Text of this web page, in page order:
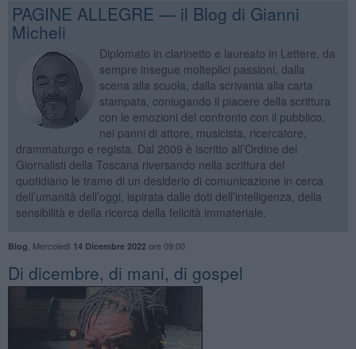
PAGINE ALLEGRE — il Blog di Gianni
Micheli
Diplomato in clarinetto e laureato in Lettere, da
sempre insegue molteplici passioni, dalla
scena alla scuola, dalla scrivania alla carta
stampata, coniugando il piacere della scrittura
con le emozioni del confronto con il pubblico,
nei panni di attore, musicista, ricercatore,
drammaturgo e regista. Dal 2009 è iscritto all’Ordine dei
Giornalisti della Toscana riversando nella scrittura del
quotidiano le trame di un desiderio di comunicazione in cerca
dell’umanità dell’oggi, ispirata dalle doti dell’intelligenza, della
sensibilità e della ricerca della felicità immateriale.
Blog Mercoledì 14 Dicembre 2022ore 09:00
​Di dicembre, di mani, di gospel